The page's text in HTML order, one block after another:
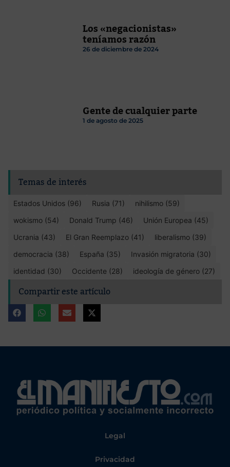
Los «negacionistas»
teníamos razón
26 de diciembre de 2024
Gente de cualquier parte
1 de agosto de 2025
Temas de interés
Estados Unidos (96) Rusia (71)
nihilismo (59)
wokismo (54)
Donald Trump (46)
Unión Europea (45)
Ucrania (43)
El Gran Reemplazo (41)
liberalismo (39)
democracia (38)
España (35)
Invasión migratoria (30)
identidad (30)
Occidente (28) ideología de género (27)
Compartir este artículo
Legal
Privacidad